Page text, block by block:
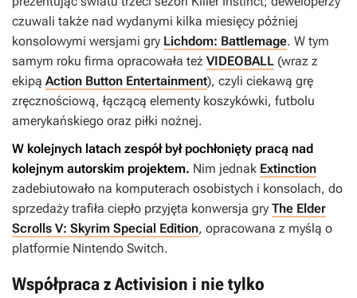
czuwali także nad wydanymi kilka miesięcy później
konsolowymi wersjami gry Lichdom: Battlemage. W tym
samym roku firma opracowała też VIDEOBALL (wraz z
ekipą Action Button Entertainment), czyli ciekawą grę
zręcznościową, łączącą elementy koszykówki, futbolu
amerykańskiego oraz piłki nożnej.
W kolejnych latach zespół był pochłonięty pracą nad
kolejnym autorskim projektem. Nim jednak Extinction
zadebiutowało na komputerach osobistych i konsolach, do
sprzedaży trafiła ciepło przyjęta konwersja gry The Elder
Scrolls V: Skyrim Special Edition, opracowana z myślą o
platformie Nintendo Switch.
Współpraca z Activision i nie tylko